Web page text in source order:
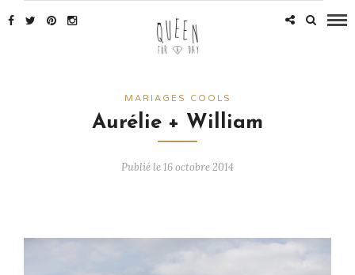
MARIAGES COOLS
Aurélie + William
Publié le 16 octobre 2014